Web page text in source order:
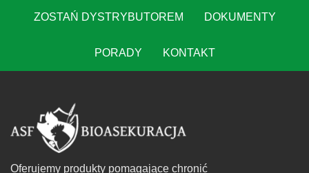
ZOSTAŃ DYSTRYBUTOREM DOKUMENTY
PORADY KONTAKT
Oferujemy produkty pomagające chronić